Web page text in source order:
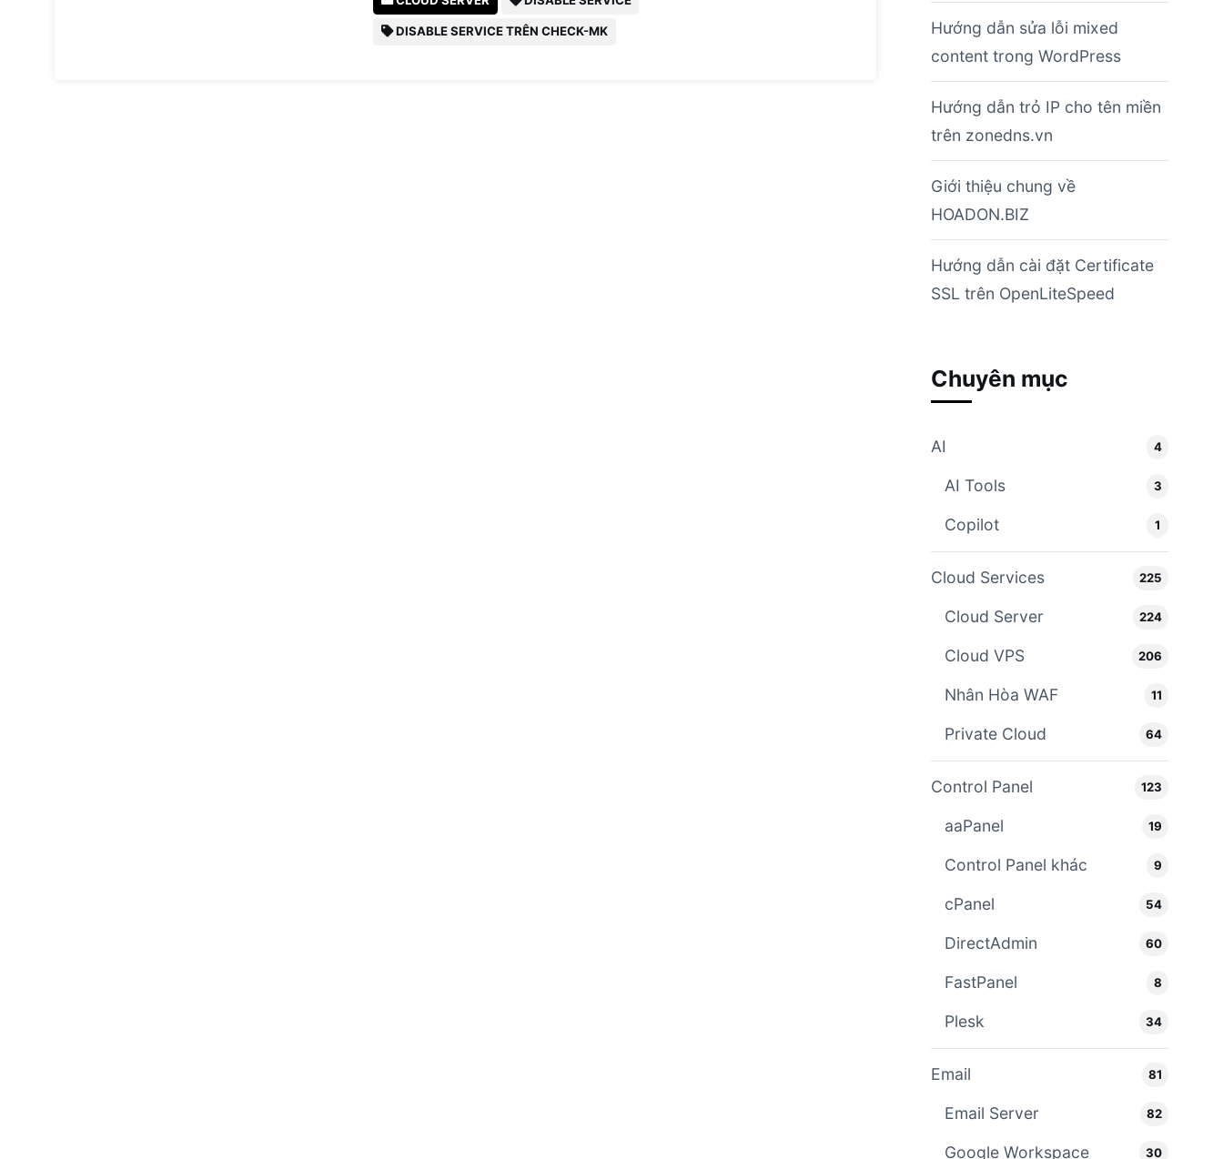
DISABLE SERVICE TRÊN CHECK-MK
Hướng dẫn sửa lỗi mixed
content trong WordPress
Hướng dẫn trỏ IP cho tên miền
trên zonedns.vn
Giới thiệu chung về
HOADON.BIZ
Hướng dẫn cài đặt Certificate
SSL trên OpenLiteSpeed
Chuyên mục
AI 4
AI Tools 3
Copilot 1
Cloud Services 225
Cloud Server 224
Cloud VPS 206
Nhân Hòa WAF 11
Private Cloud 64
Control Panel 123
aaPanel 19
Control Panel khác 9
cPanel 54
DirectAdmin 60
FastPanel 8
Plesk 34
Email 81
Email Server 82
Google Workspace 30